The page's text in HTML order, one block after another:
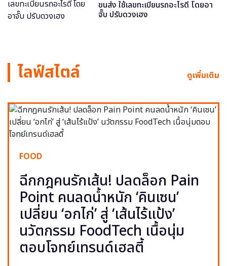
ขนส่ง ใช้เลขทะเบียนรถอะไรดี โดยอา
จั๊บ ปรับดวงเฮง
ไลฟ์สไตล์ ดูเพิ่มเติม
FOOD
ฉีกกฎคนรักเส้น! ปลดล็อก Pain
Point คนลดน้ำหนัก ‘คินเซน’
เปลี่ยน ‘อกไก่’ สู่ ‘เส้นไร้แป้ง’
นวัตกรรม FoodTech เนื้อนุ่ม
ตอบโจทย์เทรนด์เฮลตี้